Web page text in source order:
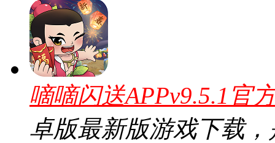
嘀嘀闪送APPv9.5.1官
卓版最新版游戏下载